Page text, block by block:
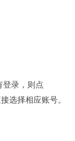
登录，则点
选择相应账号。